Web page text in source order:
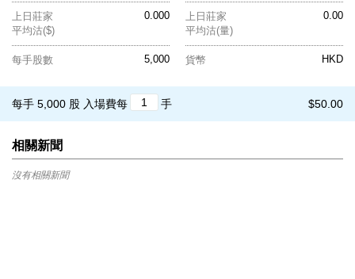
0.000
上日莊家
平均沽($)
0.00
上日莊家
平均沽(量)
5,000
每手股數 HKD
貨幣
$50.00
每手 5,000 股 入場費每 手
相關新聞
沒有相關新聞